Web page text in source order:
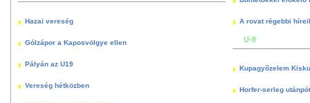
Hazai vereség
Gólzápor a Kaposvölgye ellen
Pályán az U19
Vereség hétközben
A rovat régebbi
U-8
Kupagyőzelem
Horfer-serleg